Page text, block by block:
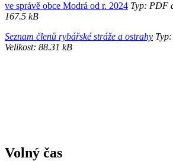
ve správě obce Modrá od r. 2024 Typ: PDF
167.5 kB
Seznam členů rybářské stráže a ostrahy
Velikost: 88.31 kB
Volný čas